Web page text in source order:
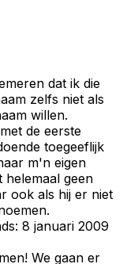
dat ik die
zelfs niet als
willen.
de eerste
toegeeflijk
m'n eigen
helemaal geen
ook als hij er niet
8 januari 2009
We gaan er